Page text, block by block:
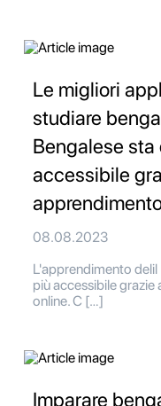
Le migliori
studiare
Bengalese
accessibile
08.08.2023
L'apprendimento
più accessibile
online. C […]
Imparare